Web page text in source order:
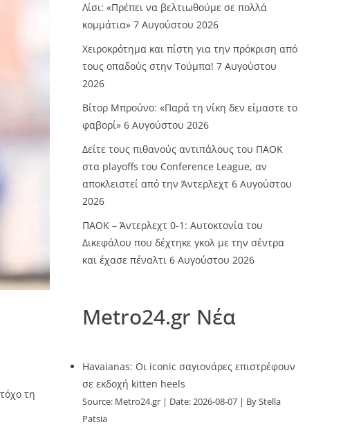
τη
Λίσι: «Πρέπει να βελτιωθούμε σε πολλά
κομμάτια» 7 Αυγούστου 2026
Χειροκρότημα και πίστη για την πρόκριση από
τους οπαδούς στην Τούμπα! 7 Αυγούστου
2026
Βίτορ Μπρούνο: «Παρά τη νίκη δεν είμαστε το
φαβορί» 6 Αυγούστου 2026
Δείτε τους πιθανούς αντιπάλους του ΠΑΟΚ
στα playoffs του Conference League, αν
αποκλειστεί από την Άντερλεχτ 6 Αυγούστου
2026
ΠΑΟΚ – Άντερλεχτ 0-1: Αυτοκτονία του
Δικεφάλου που δέχτηκε γκολ με την σέντρα
και έχασε πέναλτι 6 Αυγούστου 2026
Metro24.gr Νέα
Havaianas: Οι iconic σαγιονάρες επιστρέφουν
σε εκδοχή kitten heels
Source: Metro24.gr Date: 2026-08-07
By Stella
Patsia